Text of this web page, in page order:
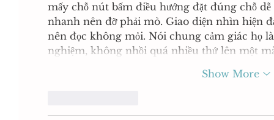
mấy chỗ nút bấm điều hướng đặt đúng chỗ
nhanh nên đỡ phải mò. Giao diện nhìn hiện
nên đọc không mỏi. Nói chung cảm giác họ
nghiệm, không nhồi quá nhiều thứ lên một
Show More